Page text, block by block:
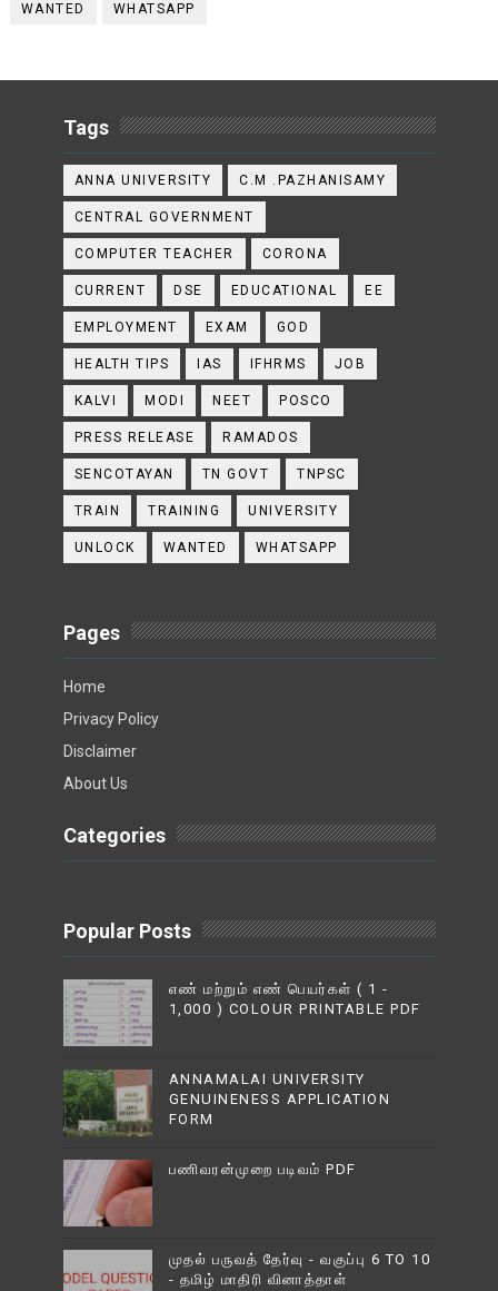
WANTED WHATSAPP
Tags
ANNA UNIVERSITY C.M .PAZHANISAMY
CENTRAL GOVERNMENT
COMPUTER TEACHER CORONA
CURRENT DSE EDUCATIONAL EE
EMPLOYMENT EXAM GOD
HEALTH TIPS IAS IFHRMS JOB
KALVI MODI NEET POSCO
PRESS RELEASE RAMADOS
SENCOTAYAN TN GOVT TNPSC
TRAIN TRAINING UNIVERSITY
UNLOCK WANTED WHATSAPP
Pages
Home
Privacy Policy
Disclaimer
About Us
Categories
Popular Posts
எண் மற்றும் எண் பெயர்கள் ( 1 -
1,000 ) COLOUR PRINTABLE PDF
ANNAMALAI UNIVERSITY
GENUINENESS APPLICATION
FORM
பணிவரன்முறை படிவம் PDF
முதல் பருவத் தேர்வு - வகுப்பு 6 TO 10
- தமிழ் மாதிரி வினாத்தாள்